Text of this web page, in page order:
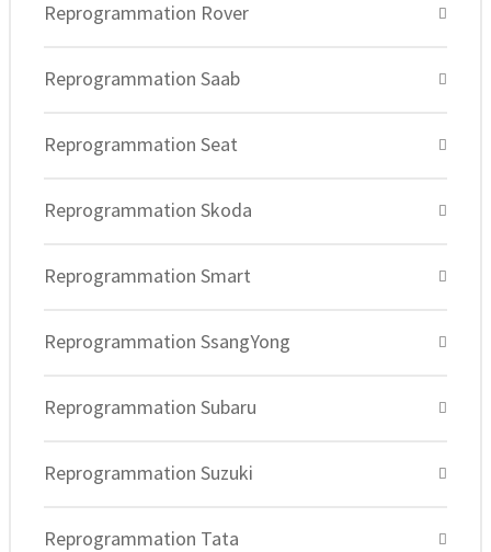
Reprogrammation Rover
Reprogrammation Saab
Reprogrammation Seat
Reprogrammation Skoda
Reprogrammation Smart
Reprogrammation SsangYong
Reprogrammation Subaru
Reprogrammation Suzuki
Reprogrammation Tata